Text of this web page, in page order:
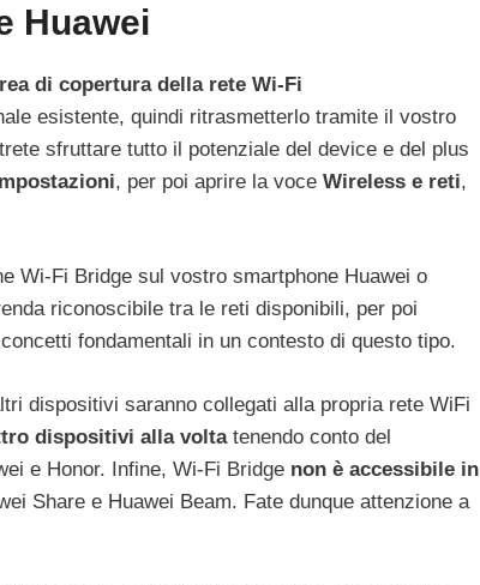
Huawei
di copertura della rete Wi-Fi
esistente, quindi ritrasmetterlo tramite il vostro
sfruttare tutto il potenziale del device e del plus
, per poi aprire la voce Wireless e reti,
Wi-Fi Bridge sul vostro smartphone Huawei o
riconoscibile tra le reti disponibili, per poi
fondamentali in un contesto di questo tipo.
dispositivi saranno collegati alla propria rete WiFi
dispositivi alla voltatenendo conto del
e Honor. Infine, Wi-Fi Bridge non è accessibile in
Share e Huawei Beam. Fate dunque attenzione a